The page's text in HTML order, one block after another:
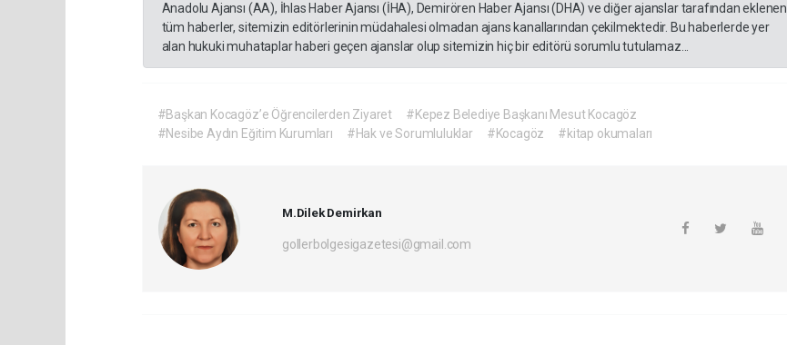
Anadolu Ajansı (AA), İhlas Haber Ajansı (İHA), Demirören Haber Ajansı (DHA) ve diğer ajanslar tarafından eklenen
tüm haberler, sitemizin editörlerinin müdahalesi olmadan ajans kanallarından çekilmektedir. Bu haberlerde yer
alan hukuki muhataplar haberi geçen ajanslar olup sitemizin hiç bir editörü sorumlu tutulamaz...
#Başkan Kocagöz’e Öğrencilerden Ziyaret
#Kepez Belediye Başkanı Mesut Kocagöz
#Nesibe Aydın Eğitim Kurumları
#Hak ve Sorumluluklar #Kocagöz #kitap okumaları
M.Dilek Demirkan
gollerbolgesigazetesi@gmail.com